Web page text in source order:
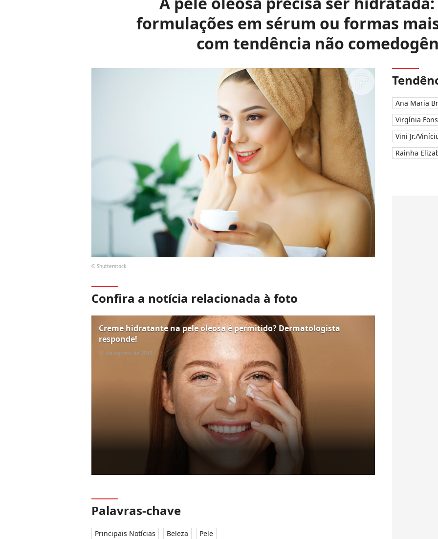
formulações em sérum ou formas
com tendência não
© Shutterstock
Confira a notícia relacionada à foto
Creme hidratante na pele oleosa é permitido? Dermatologista
responde!
14 de agosto de 2019
Palavras-chave
Principais Notícias Beleza Pele
Ana Maria
Virgínia
Vini Jr./
Rainha